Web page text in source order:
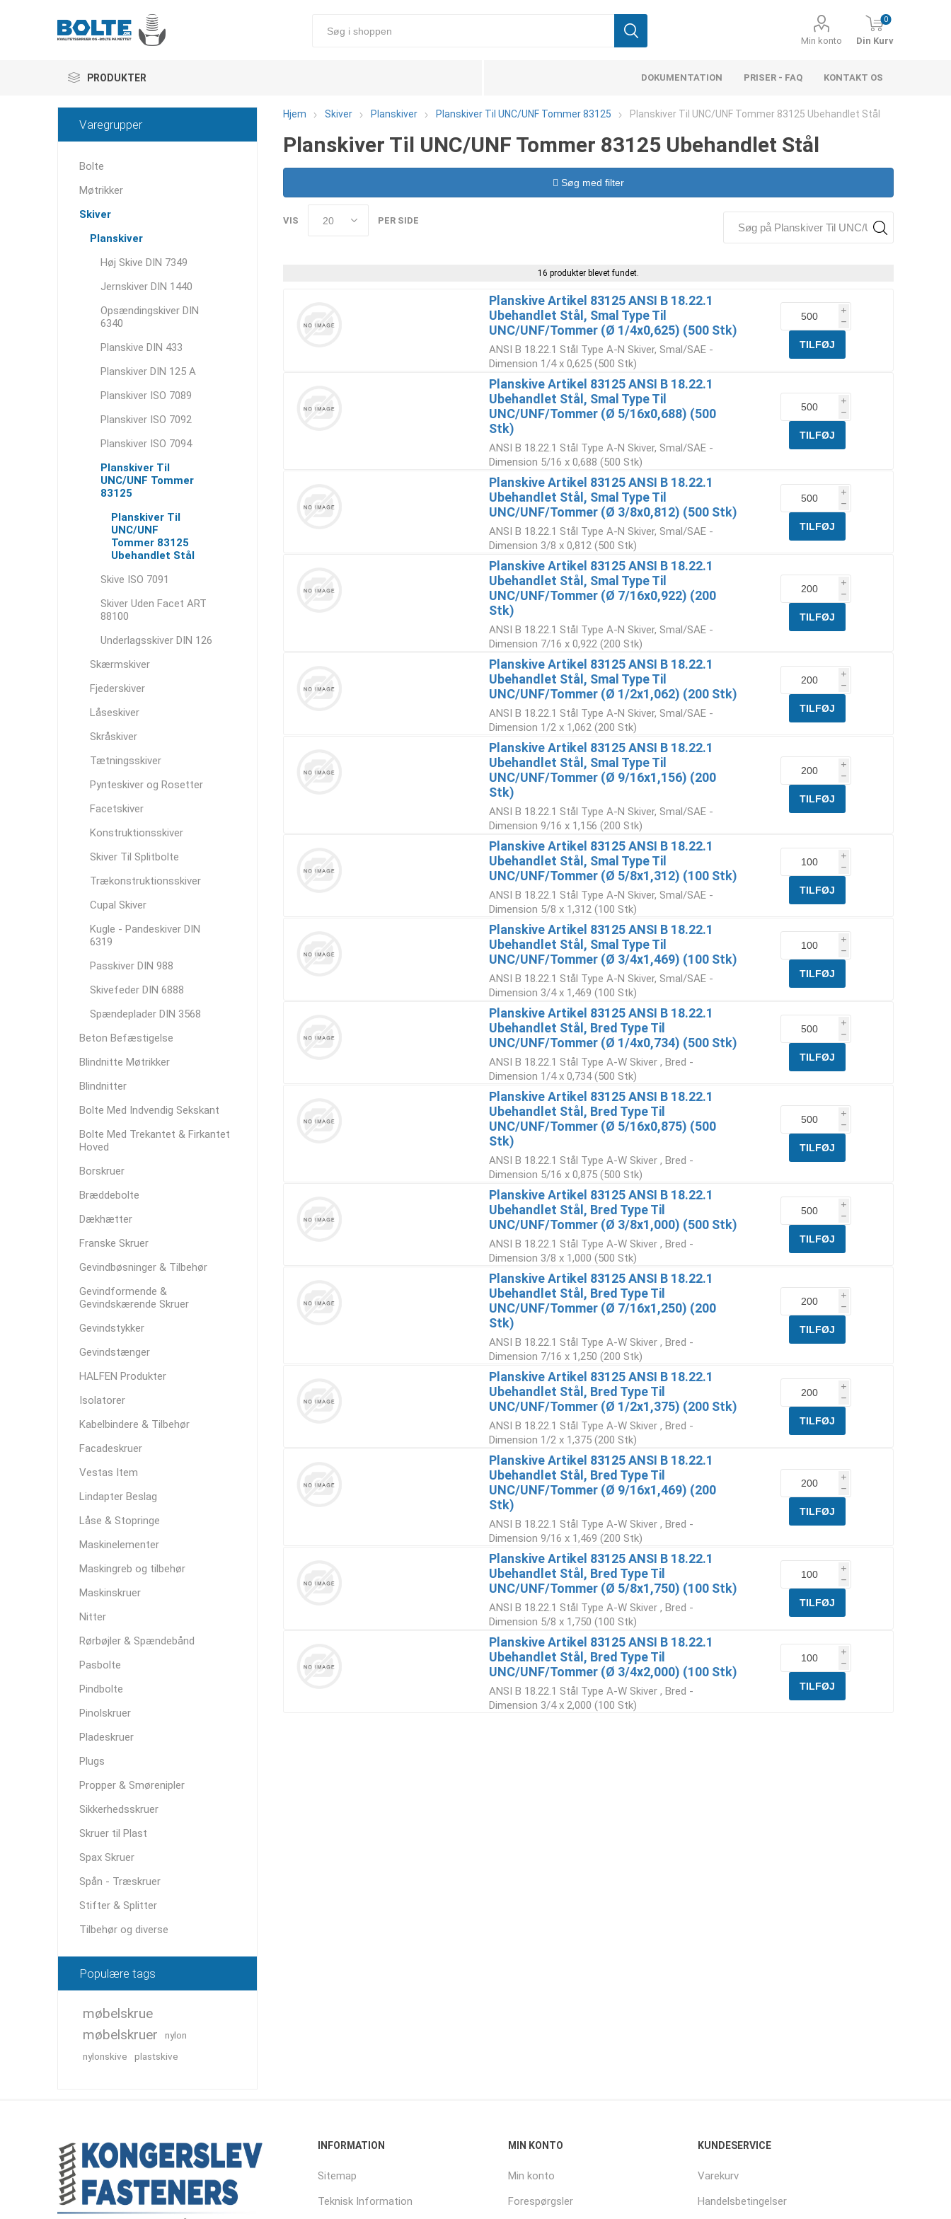
Min konto
0
Din Kurv
PRODUKTER DOKUMENTATION PRISER - FAQ KONTAKT OS
Hjem Skiver Planskiver Planskiver Til UNC/UNF Tommer 83125 Planskiver Til UNC/UNF Tommer 83125 Ubehandlet Stål
Planskiver Til UNC/UNF Tommer 83125 Ubehandlet Stål
Søg med filter
VIS PER SIDE
16 produkter blevet fundet.
Planskive Artikel 83125 ANSI B 18.22.1
Ubehandlet Stål, Smal Type Til
UNC/UNF/Tommer (Ø 1/4x0,625) (500 Stk)
ANSI B 18.22.1 Stål Type A-N Skiver, Smal/SAE -
Dimension 1/4 x 0,625 (500 Stk)
i
h
Planskive Artikel 83125 ANSI B 18.22.1
Ubehandlet Stål, Smal Type Til
UNC/UNF/Tommer (Ø 5/16x0,688) (500
Stk)
ANSI B 18.22.1 Stål Type A-N Skiver, Smal/SAE -
Dimension 5/16 x 0,688 (500 Stk)
i
h
Planskive Artikel 83125 ANSI B 18.22.1
Ubehandlet Stål, Smal Type Til
UNC/UNF/Tommer (Ø 3/8x0,812) (500 Stk)
ANSI B 18.22.1 Stål Type A-N Skiver, Smal/SAE -
Dimension 3/8 x 0,812 (500 Stk)
i
h
Planskive Artikel 83125 ANSI B 18.22.1
Ubehandlet Stål, Smal Type Til
UNC/UNF/Tommer (Ø 7/16x0,922) (200
Stk)
ANSI B 18.22.1 Stål Type A-N Skiver, Smal/SAE -
Dimension 7/16 x 0,922 (200 Stk)
i
h
Planskive Artikel 83125 ANSI B 18.22.1
Ubehandlet Stål, Smal Type Til
UNC/UNF/Tommer (Ø 1/2x1,062) (200 Stk)
ANSI B 18.22.1 Stål Type A-N Skiver, Smal/SAE -
Dimension 1/2 x 1,062 (200 Stk)
i
h
Planskive Artikel 83125 ANSI B 18.22.1
Ubehandlet Stål, Smal Type Til
UNC/UNF/Tommer (Ø 9/16x1,156) (200
Stk)
ANSI B 18.22.1 Stål Type A-N Skiver, Smal/SAE -
Dimension 9/16 x 1,156 (200 Stk)
i
h
Planskive Artikel 83125 ANSI B 18.22.1
Ubehandlet Stål, Smal Type Til
UNC/UNF/Tommer (Ø 5/8x1,312) (100 Stk)
ANSI B 18.22.1 Stål Type A-N Skiver, Smal/SAE -
Dimension 5/8 x 1,312 (100 Stk)
i
h
Planskive Artikel 83125 ANSI B 18.22.1
Ubehandlet Stål, Smal Type Til
UNC/UNF/Tommer (Ø 3/4x1,469) (100 Stk)
ANSI B 18.22.1 Stål Type A-N Skiver, Smal/SAE -
Dimension 3/4 x 1,469 (100 Stk)
i
h
Planskive Artikel 83125 ANSI B 18.22.1
Ubehandlet Stål, Bred Type Til
UNC/UNF/Tommer (Ø 1/4x0,734) (500 Stk)
ANSI B 18.22.1 Stål Type A-W Skiver , Bred -
Dimension 1/4 x 0,734 (500 Stk)
i
h
Planskive Artikel 83125 ANSI B 18.22.1
Ubehandlet Stål, Bred Type Til
UNC/UNF/Tommer (Ø 5/16x0,875) (500
Stk)
ANSI B 18.22.1 Stål Type A-W Skiver , Bred -
Dimension 5/16 x 0,875 (500 Stk)
i
h
Planskive Artikel 83125 ANSI B 18.22.1
Ubehandlet Stål, Bred Type Til
UNC/UNF/Tommer (Ø 3/8x1,000) (500 Stk)
ANSI B 18.22.1 Stål Type A-W Skiver , Bred -
Dimension 3/8 x 1,000 (500 Stk)
i
h
Planskive Artikel 83125 ANSI B 18.22.1
Ubehandlet Stål, Bred Type Til
UNC/UNF/Tommer (Ø 7/16x1,250) (200
Stk)
ANSI B 18.22.1 Stål Type A-W Skiver , Bred -
Dimension 7/16 x 1,250 (200 Stk)
i
h
Planskive Artikel 83125 ANSI B 18.22.1
Ubehandlet Stål, Bred Type Til
UNC/UNF/Tommer (Ø 1/2x1,375) (200 Stk)
ANSI B 18.22.1 Stål Type A-W Skiver , Bred -
Dimension 1/2 x 1,375 (200 Stk)
i
h
Planskive Artikel 83125 ANSI B 18.22.1
Ubehandlet Stål, Bred Type Til
UNC/UNF/Tommer (Ø 9/16x1,469) (200
Stk)
ANSI B 18.22.1 Stål Type A-W Skiver , Bred -
Dimension 9/16 x 1,469 (200 Stk)
i
h
Planskive Artikel 83125 ANSI B 18.22.1
Ubehandlet Stål, Bred Type Til
UNC/UNF/Tommer (Ø 5/8x1,750) (100 Stk)
ANSI B 18.22.1 Stål Type A-W Skiver , Bred -
Dimension 5/8 x 1,750 (100 Stk)
i
h
Planskive Artikel 83125 ANSI B 18.22.1
Ubehandlet Stål, Bred Type Til
UNC/UNF/Tommer (Ø 3/4x2,000) (100 Stk)
ANSI B 18.22.1 Stål Type A-W Skiver , Bred -
Dimension 3/4 x 2,000 (100 Stk)
i
h
Varegrupper
Bolte
Møtrikker
Skiver
Planskiver
Høj Skive DIN 7349
Jernskiver DIN 1440
Opsændingskiver DIN
6340
Planskive DIN 433
Planskiver DIN 125 A
Planskiver ISO 7089
Planskiver ISO 7092
Planskiver ISO 7094
Planskiver Til
UNC/UNF Tommer
83125
Planskiver Til
UNC/UNF
Tommer 83125
Ubehandlet Stål
Skive ISO 7091
Skiver Uden Facet ART
88100
Underlagsskiver DIN 126
Skærmskiver
Fjederskiver
Låseskiver
Skråskiver
Tætningsskiver
Pynteskiver og Rosetter
Facetskiver
Konstruktionsskiver
Skiver Til Splitbolte
Trækonstruktionsskiver
Cupal Skiver
Kugle - Pandeskiver DIN
6319
Passkiver DIN 988
Skivefeder DIN 6888
Spændeplader DIN 3568
Beton Befæstigelse
Blindnitte Møtrikker
Blindnitter
Bolte Med Indvendig Sekskant
Bolte Med Trekantet & Firkantet
Hoved
Borskruer
Bræddebolte
Dækhætter
Franske Skruer
Gevindbøsninger & Tilbehør
Gevindformende &
Gevindskærende Skruer
Gevindstykker
Gevindstænger
HALFEN Produkter
Isolatorer
Kabelbindere & Tilbehør
Facadeskruer
Vestas Item
Lindapter Beslag
Låse & Stopringe
Maskinelementer
Maskingreb og tilbehør
Maskinskruer
Nitter
Rørbøjler & Spændebånd
Pasbolte
Pindbolte
Pinolskruer
Pladeskruer
Plugs
Propper & Smørenipler
Sikkerhedsskruer
Skruer til Plast
Spax Skruer
Spån - Træskruer
Stifter & Splitter
Tilbehør og diverse
Populære tags
møbelskrue
møbelskruer
nylon
nylonskive
plastskive
INFORMATION
Sitemap
Teknisk Information
MIN KONTO
Min konto
Forespørgsler
KUNDESERVICE
Varekurv
Handelsbetingelser